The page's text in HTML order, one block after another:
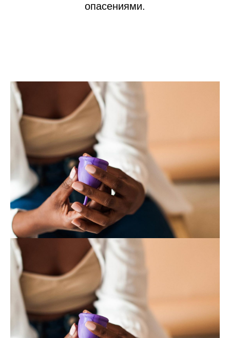
опасениями.